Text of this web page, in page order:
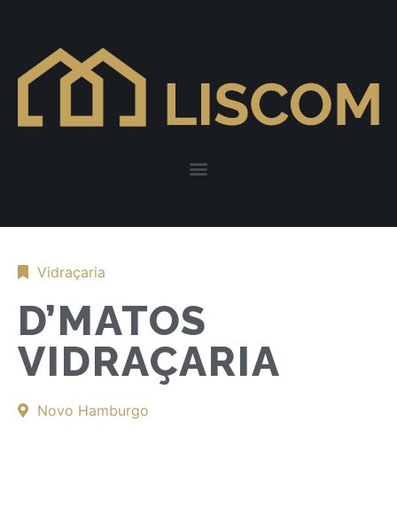
Vidraçaria
D’MATOS
VIDRAÇARIA
Novo Hamburgo